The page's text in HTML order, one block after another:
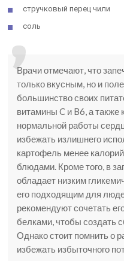
стручковый перец чили
соль
Врачи отмечают, что
только вкусным, но и
большинство своих
витамины C и B6, а также
нормальной работы
избежать излишнего
картофель менее
блюдами. Кроме того, в
обладает низким
его подходящим для
рекомендуют сочетать
белками, чтобы создать
Однако стоит помнить о
избежать избыточного